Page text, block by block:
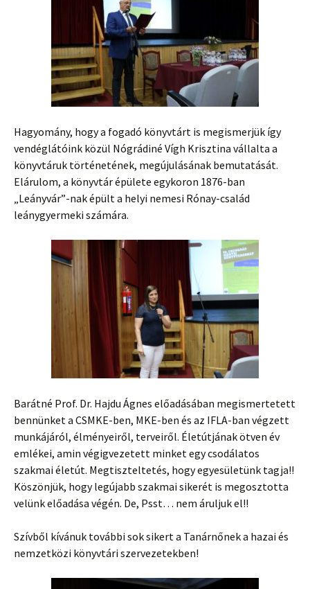
Hagyomány, hogy a fogadó könyvtárt is megismerjük így
vendéglátóink közül Nógrádiné Vígh Krisztina vállalta a
könyvtáruk történetének, megújulásának bemutatását.
Elárulom, a könyvtár épülete egykoron 1876-ban
„Leányvár”-nak épült a helyi nemesi Rónay-család
leánygyermeki számára.
Barátné Prof. Dr. Hajdu Ágnes előadásában megismertetett
bennünket a CSMKE-ben, MKE-ben és az IFLA-ban végzett
munkájáról, élményeiről, terveiről. Életútjának ötven év
emlékei, amin végigvezetett minket egy csodálatos
szakmai életút. Megtiszteltetés, hogy egyesületünk tagja!!
Köszönjük, hogy legújabb szakmai sikerét is megosztotta
velünk előadása végén. De, Psst… nem áruljuk el!!
Szívből kívánuk további sok sikert a Tanárnőnek a hazai és
nemzetközi könyvtári szervezetekben!